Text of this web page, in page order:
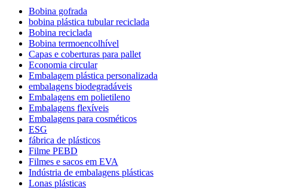
Bobina gofrada
bobina plástica tubular reciclada
Bobina reciclada
Bobina termoencolhível
Capas e coberturas para pallet
Economia circular
Embalagem plástica personalizada
embalagens biodegradáveis
Embalagens em polietileno
Embalagens flexíveis
Embalagens para cosméticos
ESG
fábrica de plásticos
Filme PEBD
Filmes e sacos em EVA
Indústria de embalagens plásticas
Lonas plásticas